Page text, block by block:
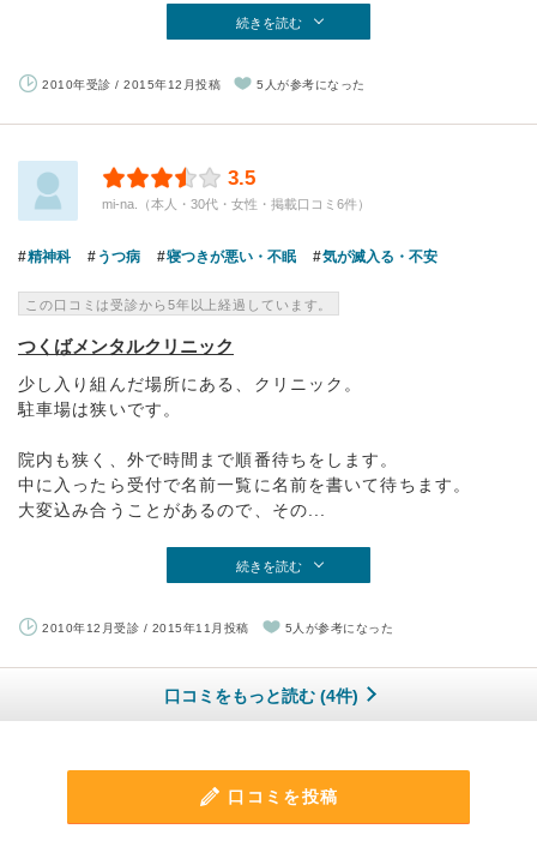
続きを読む
2010年受診 / 2015年12月投稿 5人が参考になった
3.5
mi-na.（本人・30代・女性・掲載口コミ6件）
精神科 うつ病 寝つきが悪い・不眠 気が滅入る・不安
この口コミは受診から5年以上経過しています。
つくばメンタルクリニック
少し入り組んだ場所にある、クリニック。
駐車場は狭いです。
院内も狭く、外で時間まで順番待ちをします。
中に入ったら受付で名前一覧に名前を書いて待ちます。
大変込み合うことがあるので、その...
続きを読む
2010年12月受診 / 2015年11月投稿 5人が参考になった
口コミをもっと読む (4件)
口コミを投稿